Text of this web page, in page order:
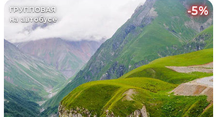
ГРУППОВАЯ
на автобусе
-5%